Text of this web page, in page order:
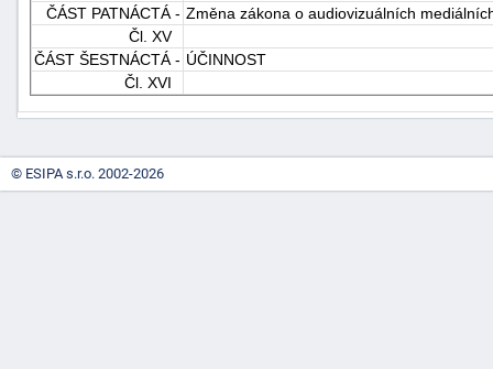
ČÁST PATNÁCTÁ - Změna zákona o audiovizuálních
Čl. XV
ČÁST ŠESTNÁCTÁ - ÚČINNOST
Čl. XVI
© ESIPA s.r.o. 2002-2026